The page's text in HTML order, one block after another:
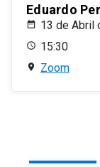
Eduardo
13 de Abril
15:30
Zoom